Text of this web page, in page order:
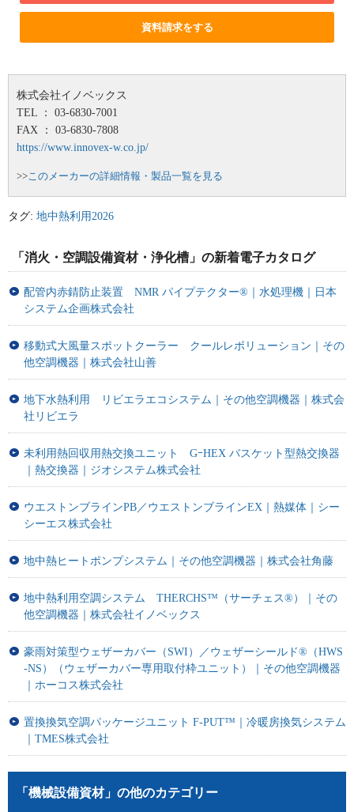
資料請求をする
株式会社イノベックス
TEL ： 03-6830-7001
FAX ： 03-6830-7808
https://www.innovex-w.co.jp/
>>このメーカーの詳細情報・製品一覧を見る
タグ: 地中熱利用2026
「消火・空調設備資材・浄化槽」の新着電子カタログ
配管内赤錆防止装置 NMR パイプテクター®｜水処理機｜日本
システム企画株式会社
移動式大風量スポットクーラー クールレボリューション｜その
他空調機器｜株式会社山善
地下水熱利用 リビエラエコシステム｜その他空調機器｜株式会
社リビエラ
未利用熱回収用熱交換ユニット GｰHEX バスケット型熱交換器
｜熱交換器｜ジオシステム株式会社
ウエストンブラインPB／ウエストンブラインEX｜熱媒体｜シー
シーエス株式会社
地中熱ヒートポンプシステム｜その他空調機器｜株式会社角藤
地中熱利用空調システム THERCHS™（サーチェス®）｜その
他空調機器｜株式会社イノベックス
豪雨対策型ウェザーカバー（SWI）／ウェザーシールド®（HWS
-NS）（ウェザーカバー専用取付枠ユニット）｜その他空調機器
｜ホーコス株式会社
置換換気空調パッケージユニット F-PUT™｜冷暖房換気システム
｜TMES株式会社
「機械設備資材」の他のカテゴリー